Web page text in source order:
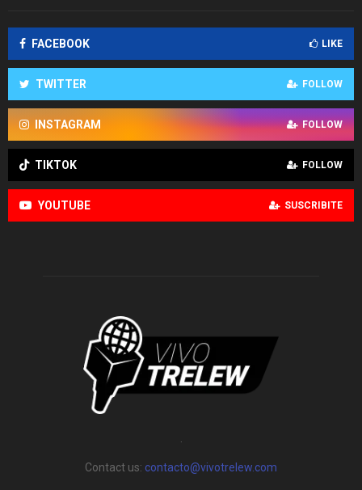
FACEBOOK LIKE
TWITTER FOLLOW
INSTAGRAM FOLLOW
TIKTOK FOLLOW
YOUTUBE SUSCRIBITE
Contact us: contacto@vivotrelew.com